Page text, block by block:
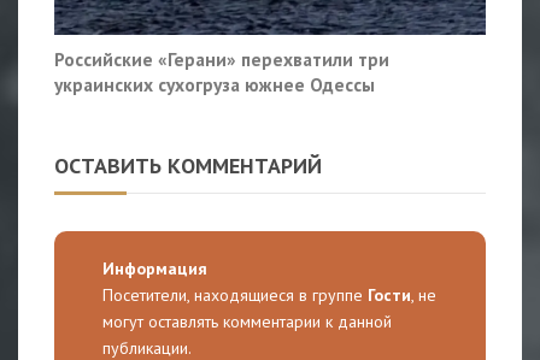
Российские «Герани» перехватили три
украинских сухогруза южнее Одессы
ОСТАВИТЬ КОММЕНТАРИЙ
Информация
Посетители, находящиеся в группе Гости, не
могут оставлять комментарии к данной
публикации.